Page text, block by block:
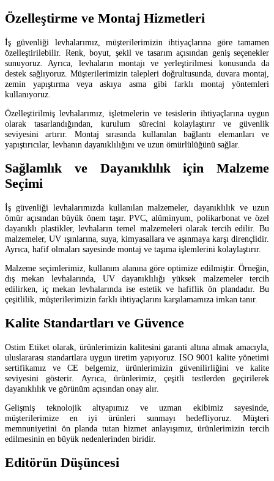
Özelleştirme ve Montaj Hizmetleri
İş güvenliği levhalarımız, müşterilerimizin ihtiyaçlarına göre tamamen
özelleştirilebilir. Renk, boyut, şekil ve tasarım açısından geniş seçenekler
sunuyoruz. Ayrıca, levhaların montajı ve yerleştirilmesi konusunda da
destek sağlıyoruz. Müşterilerimizin talepleri doğrultusunda, duvara montaj,
zemin yapıştırma veya askıya asma gibi farklı montaj yöntemleri
kullanıyoruz.
Özelleştirilmiş levhalarımız, işletmelerin ve tesislerin ihtiyaçlarına uygun
olarak tasarlandığından, kurulum sürecini kolaylaştırır ve güvenlik
seviyesini artırır. Montaj sırasında kullanılan bağlantı elemanları ve
yapıştırıcılar, levhanın dayanıklılığını ve uzun ömürlülüğünü sağlar.
Sağlamlık ve Dayanıklılık için Malzeme
Seçimi
İş güvenliği levhalarımızda kullanılan malzemeler, dayanıklılık ve uzun
ömür açısından büyük önem taşır. PVC, alüminyum, polikarbonat ve özel
dayanıklı plastikler, levhaların temel malzemeleri olarak tercih edilir. Bu
malzemeler, UV ışınlarına, suya, kimyasallara ve aşınmaya karşı dirençlidir.
Ayrıca, hafif olmaları sayesinde montaj ve taşıma işlemlerini kolaylaştırır.
Malzeme seçimlerimiz, kullanım alanına göre optimize edilmiştir. Örneğin,
dış mekan levhalarında, UV dayanıklılığı yüksek malzemeler tercih
edilirken, iç mekan levhalarında ise estetik ve hafiflik ön plandadır. Bu
çeşitlilik, müşterilerimizin farklı ihtiyaçlarını karşılamamıza imkan tanır.
Kalite Standartları ve Güvence
Ostim Etiket olarak, ürünlerimizin kalitesini garanti altına almak amacıyla,
uluslararası standartlara uygun üretim yapıyoruz. ISO 9001 kalite yönetimi
sertifikamız ve CE belgemiz, ürünlerimizin güvenilirliğini ve kalite
seviyesini gösterir. Ayrıca, ürünlerimiz, çeşitli testlerden geçirilerek
dayanıklılık ve görünüm açısından onay alır.
Gelişmiş teknolojik altyapımız ve uzman ekibimiz sayesinde,
müşterilerimize en iyi ürünleri sunmayı hedefliyoruz. Müşteri
memnuniyetini ön planda tutan hizmet anlayışımız, ürünlerimizin tercih
edilmesinin en büyük nedenlerinden biridir.
Editörün Düşüncesi